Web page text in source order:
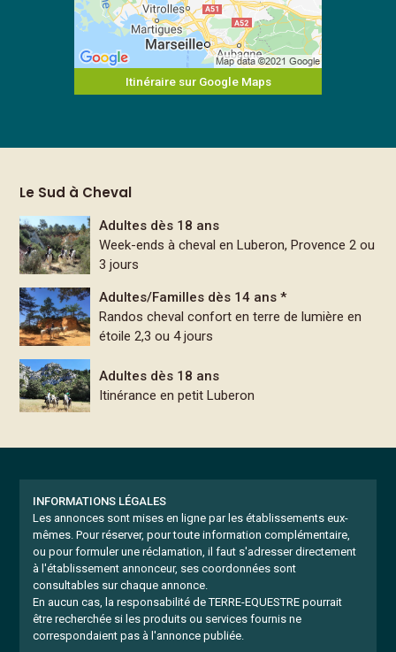
Itinéraire sur Google Maps
Le Sud à Cheval
Adultes dès 18 ans
Week-ends à cheval en Luberon, Provence 2 ou
3 jours
Adultes/Familles dès 14 ans *
Randos cheval confort en terre de lumière en
étoile 2,3 ou 4 jours
Adultes dès 18 ans
Itinérance en petit Luberon
INFORMATIONS LÉGALES
Les annonces sont mises en ligne par les établissements eux-
mêmes. Pour réserver, pour toute information complémentaire,
ou pour formuler une réclamation, il faut s'adresser directement
à l'établissement annonceur, ses coordonnées sont
consultables sur chaque annonce.
En aucun cas, la responsabilité de TERRE-EQUESTRE pourrait
être recherchée si les produits ou services fournis ne
correspondaient pas à l'annonce publiée.